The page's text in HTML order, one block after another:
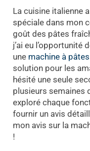
La cuisine italienne
spéciale dans mon
goût des pâtes
j’ai eu l’opportunité
une machine à pâtes
solution pour les
hésité une seule
plusieurs semaines
exploré chaque
fournir un avis
mon avis sur la
!